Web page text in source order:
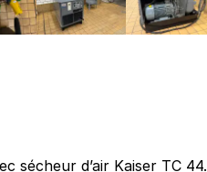
sécheur d’air Kaiser TC 44.